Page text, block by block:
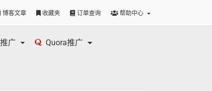
博客文章 收藏夹 订单查询 帮助中心
广 Quora推广